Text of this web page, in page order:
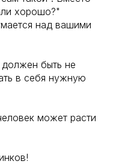
хорошо?"
над вашими
быть не
в себя нужную
может расти